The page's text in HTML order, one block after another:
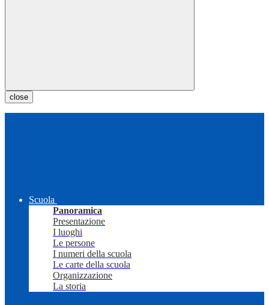
close
Scuola
Panoramica
Presentazione
I luoghi
Le persone
I numeri della scuola
Le carte della scuola
Organizzazione
La storia